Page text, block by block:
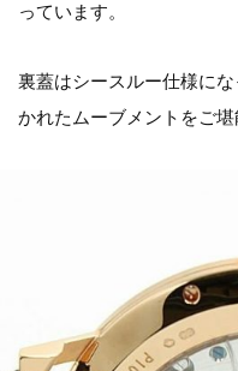
っています。
裏蓋はシースルー仕様に
かれたムーブメントをご堪